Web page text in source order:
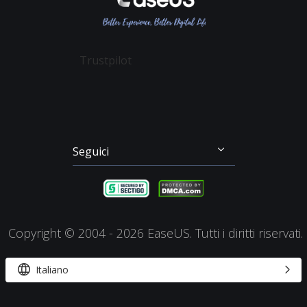
Termini & Condizioni
Recupero dei File su Mac
Trustpilot
Seguici
  
Copyright © 2004 - 2026 EaseUS. Tutti i diritti riservati.
 Italiano 